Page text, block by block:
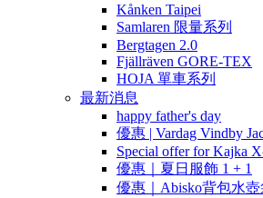
Kånken Taipei
Samlaren 限量系列
Bergtagen 2.0
Fjällräven GORE-TEX
HOJA 單車系列
最新消息
happy father's day
優惠 | Vardag Vindby
Special offer for Kajka
優惠｜夏日服飾 1 + 1
優惠｜Abisko背包水